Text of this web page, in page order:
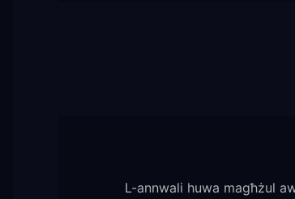
L-annwali huwa magħżul